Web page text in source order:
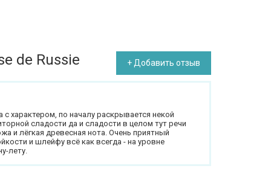
de Russie + Добавить отзыв
характером, по началу раскрывается некой
сладости да и сладости в целом тут речи
и лёгкая древесная нота. Очень приятный
и шлейфу всё как всегда - на уровне
лету.